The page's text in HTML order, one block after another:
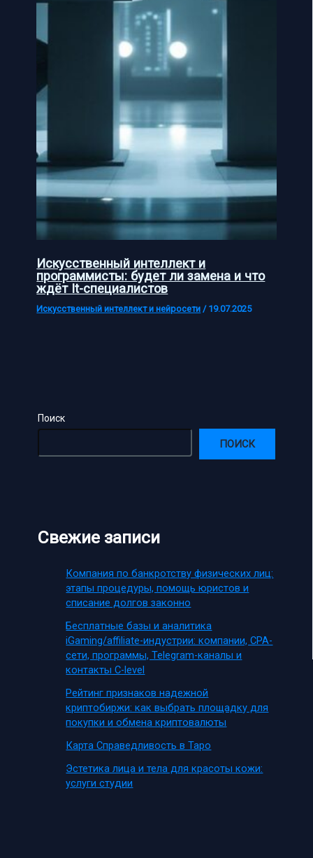
Искусственный интеллект и
программисты: будет ли замена и что
ждёт It-специалистов
Искусственный интеллект и нейросети / 19.07.2025
Поиск
ПОИСК
Свежие записи
Компания по банкротству физических лиц:
этапы процедуры, помощь юристов и
списание долгов законно
Бесплатные базы и аналитика
iGaming/affiliate-индустрии: компании, CPA-
сети, программы, Telegram-каналы и
контакты C-level
Рейтинг признаков надежной
криптобиржи: как выбрать площадку для
покупки и обмена криптовалюты
Карта Справедливость в Таро
Эстетика лица и тела для красоты кожи:
услуги студии